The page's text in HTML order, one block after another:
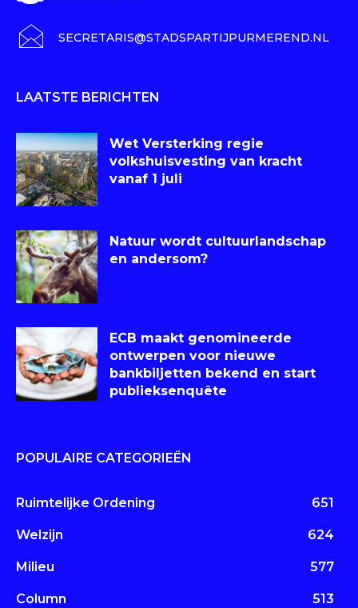
SECRETARIS@STADSPARTIJPURMEREND.NL
LAATSTE BERICHTEN
Wet Versterking regie
volkshuisvesting van kracht
vanaf 1 juli
Natuur wordt cultuurlandschap
en andersom?
ECB maakt genomineerde
ontwerpen voor nieuwe
bankbiljetten bekend en start
publieksenquête
POPULAIRE CATEGORIEËN
Ruimtelijke Ordening 651
Welzijn 624
Milieu 577
Column 513